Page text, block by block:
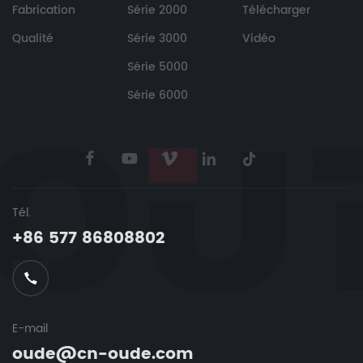
Fabrication
Qualité
Série 2000
Série 3000
Série 5000
Série 6000
Télécharger
Vidéo
Tél.
+86 577 86808802
E-mail
oude@cn-oude.com